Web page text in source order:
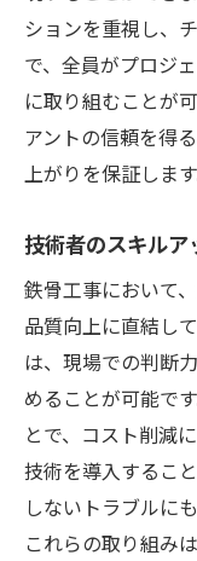
ションを重視し、
で、全員がプロジ
に取り組むことが
アントの信頼を得
上がりを保証します
技術者のスキル
鉄骨工事において
品質向上に直結し
は、現場での判断
めることが可能で
とで、コスト削減
技術を導入するこ
しないトラブルに
これらの取り組み